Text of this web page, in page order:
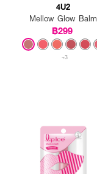
4U2
Mellow Glow Balm
฿299
+3